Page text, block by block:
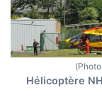
Hélicoptère